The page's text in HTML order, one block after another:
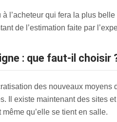
l’acheteur qui fera la plus
de l’estimation faite par
: que faut-il choisir
des nouveaux
Il existe maintenant des sites
qu’elle se tient en salle.